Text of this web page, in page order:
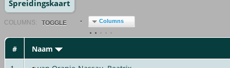
Spreidingskaart
COLUMN S: TOGGLE Columns
#
Naam